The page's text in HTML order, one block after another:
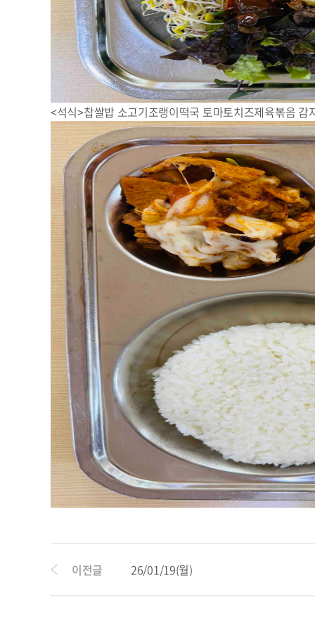
<석식>찹쌀밥 소고기조랭이떡국 토마토치즈제육볶음
이전글 26/01/19(월)